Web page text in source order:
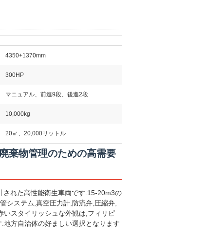
4350+1370mm
300HP
マニュアル、前進9段、後進2段
10,000kg
20㎥、20,000リットル
棄物管理のための高需要
れた高性能衛生車両です.15-20m3の
システム,真空圧力計,防流弁,圧縮弁,
いスタイリッシュな外観は,フィリピ
方自治体の好ましい選択となります